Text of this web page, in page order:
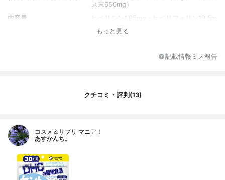
ス末650mg）
内容量
ヒペリシン1.95mg・ヒペリフォリン19.5m
もっと見る
記載情報ミス報告
クチコミ・評判(13)
コスメ＆サプリ マニア！
あすかんち。